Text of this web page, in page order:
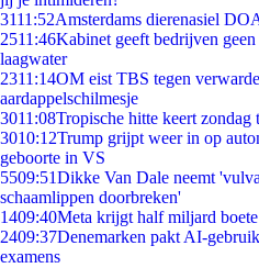
3111:52Amsterdams dierenasiel
2511:46Kabinet geeft bedrijven
laagwater
2311:14OM eist TBS tegen
aardappelschilmesje
3011:08Tropische hitte keert zondag
3010:12Trump grijpt weer in op
geboorte in VS
5509:51Dikke Van Dale neemt
schaamlippen doorbreken'
1409:40Meta krijgt half miljard
2409:37Denemarken pakt AI-
examens